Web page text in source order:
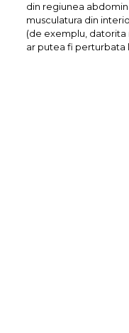
din regiunea
musculatura din
(de exemplu, datorita
ar putea fi perturbata